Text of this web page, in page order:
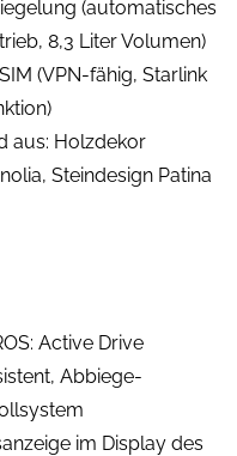
(automatisches
8,3 Liter Volumen)
(VPN-fähig, Starlink
aus: Holzdekor
Steindesign Patina
Active Drive
Abbiege-
im Display des